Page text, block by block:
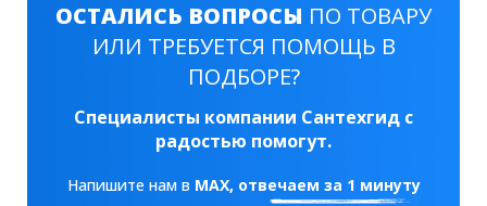
ОСТАЛИСЬ ВОПРОСЫ ПО ТОВАРУ
ИЛИ ТРЕБУЕТСЯ ПОМОЩЬ В
ПОДБОРЕ?
Специалисты компании Сантехгид с
радостью помогут.
Напишите нам в MAX, отвечаем за 1 минуту